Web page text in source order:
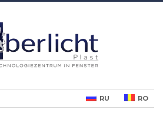
RU RO